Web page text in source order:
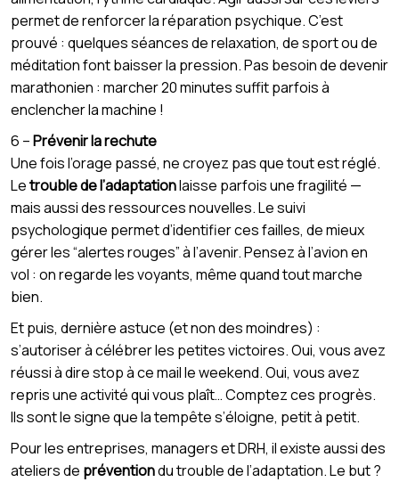
permet de renforcer la réparation psychique. C’est
prouvé : quelques séances de relaxation, de sport ou de
méditation font baisser la pression. Pas besoin de devenir
marathonien : marcher 20 minutes suffit parfois à
enclencher la machine !
6 –Prévenir la rechute
Une fois l’orage passé, ne croyez pas que tout est réglé.
Letrouble de l’adaptationlaisse parfois une fragilité —
mais aussi des ressources nouvelles. Le suivi
psychologique permet d’identifier ces failles, de mieux
gérer les “alertes rouges” à l’avenir. Pensez à l’avion en
vol : on regarde les voyants, même quand tout marche
bien.
Et puis, dernière astuce (et non des moindres) :
s’autoriser à célébrer les petites victoires. Oui, vous avez
réussi à dire stop à ce mail le weekend. Oui, vous avez
repris une activité qui vous plaît… Comptez ces progrès.
Ils sont le signe que la tempête s’éloigne, petit à petit.
Pour les entreprises, managers et DRH, il existe aussi des
ateliers de préventiondu trouble de l’adaptation. Le but ?